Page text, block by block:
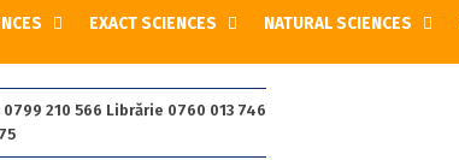
EXACT SCIENCES NATURAL SCIENCES
210 566 Librărie 0760 013 746